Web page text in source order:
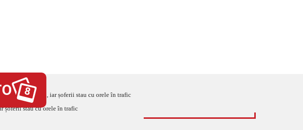
ridică din umeri, iar șoferii stau cu orele în trafic
8